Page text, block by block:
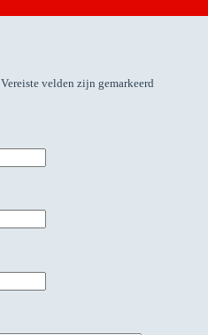
Vereiste velden zijn gemarkeerd